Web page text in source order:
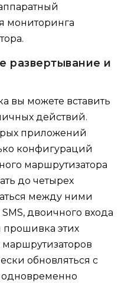
мониторинга
развертывание и
вы можете вставить
действий.
приложений
конфигураций
маршрутизатора
до четырех
между ними
двоичного входа
прошивка этих
обновляться с
одновременно